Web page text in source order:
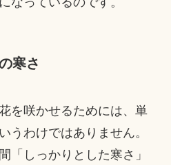
寒さ
を咲かせるためには、単
うわけではありません。
「しっかりとした寒さ」